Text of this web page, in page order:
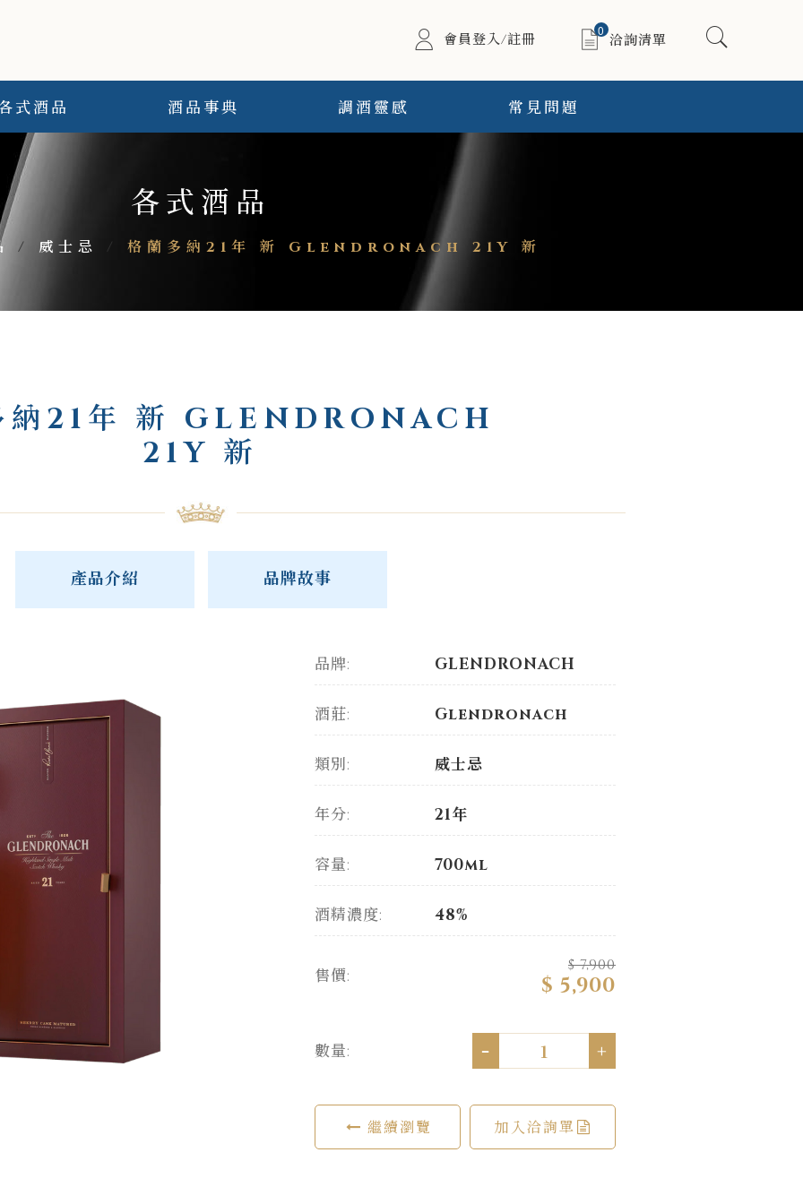
會員登入/註冊 0
洽詢清單
式酒品 酒品事典 調酒靈感 常見問題
各式酒品
/ 威士忌 格蘭多納21年 新 Glendronach 21Y 新
納21年 新 GLENDRONACH
21Y 新
產品介紹 品牌故事
品牌: GLENDRONACH
酒莊: Glendronach
類別: 威士忌
年分: 21年
容量: 700ml
酒精濃度: 48%
售價:
$ 7,900
$ 5,900
數量: - +
繼續瀏覽 加入洽詢單